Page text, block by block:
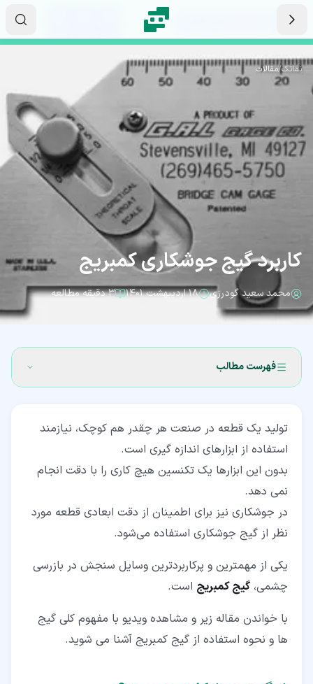
نماتک/مقالات
کاربرد گیج جوشکاری کمبریج
محمد سعید گودرزی ۱۸ اردیبهشت ۱۴۰۱ ۳ دقیقه مطالعه
فهرست مطالب
۲‏- انواع گیج­ های بازرسی جوش
۲‏-‏۱‏- گیج جوشکاری Multi-function
۲‏-‏۲‏- گیج جوشکاری Fillet
۲‏-‏۳‏- گیج جوشکاری AWS
تولید یک قطعه در صنعت هر چقدر هم کوچک، نیازمند
استفاده از ابزارهای اندازه گیری است.
بدون این ابزارها یک تکنسین هیچ کاری را با دقت انجام
نمی دهد.
در جوشکاری نیز برای اطمینان از دقت ابعادی قطعه مورد
نظر از گیج جوشکاری استفاده می‌شود.
یکی از مهمترین و پرکاربردترین وسایل سنجش در بازرسی
چشمی، گیج کمبریج است.
با خواندن مقاله زیر و مشاهده ویدیو با مفهوم کلی گیج
ها و نحوه استفاده از گیج کمبریج آشنا می­ شوید.